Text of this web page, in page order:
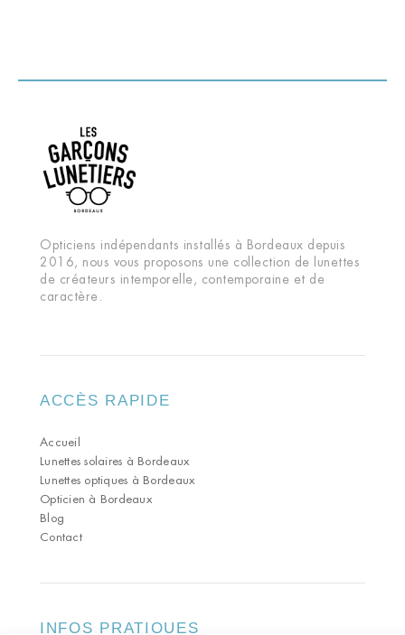
Opticiens indépendants installés à Bordeaux depuis
2016, nous vous proposons une collection de lunettes
de créateurs intemporelle, contemporaine et de
caractère.
ACCÈS RAPIDE
Accueil
Lunettes solaires à Bordeaux
Lunettes optiques à Bordeaux
Opticien à Bordeaux
Blog
Contact
INFOS PRATIQUES